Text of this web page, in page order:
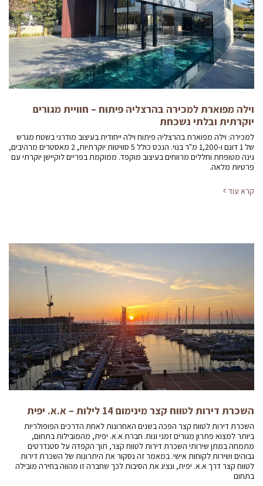
וילה מפוארת למכירה בהרצליה פיתוח – חוויית מגורים
יוקרתית ובלתי נשכחת
למכירה: וילה מפוארת בהרצליה פיתוח וילה ייחודית בעיצוב מודרני בשטח מגרש
של 1 דונם ו-1,200 מ"ר בנוי. הנכס כולל 5 סוויטות יוקרתיות, 2 מאסטרים מרהיבים,
גינה מטופחת וחללים מרווחים בעיצוב מוקפד. ממוקמת בפריים לוקיישן יוקרתי עם
פרטיות מלאה.
קרא עוד
השכרת דירות לטווח קצר מינימום 14 לילות – א.א. יפית
השכרת דירות לטווח קצר הפכה בשנים האחרונות לאחת הדרכים הפופולריות
ביותר למצוא פתרון מגורים זמני ונוח. חברת א.א. יפית, מהמובילות בתחום,
מתמחה במתן שירותי השכרת דירות לטווח קצר, תוך הקפדה על סטנדרטים
גבוהים ושירות לקוחות אישי. במאמר זה נסקור את היתרונות של השכרת דירות
לטווח קצר דרך א.א. יפית, ונציג את הסיבות לכך שחברה זו מהווה בחירה מובילה
בתחום